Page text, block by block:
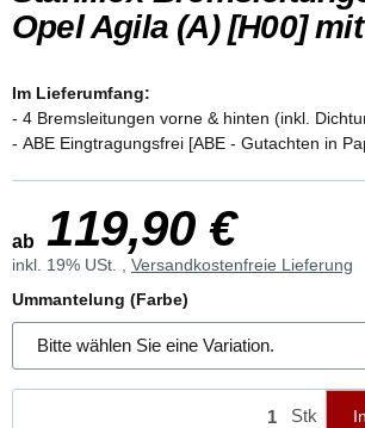
Opel Agila (A) [H00]
Im Lieferumfang:
- 4 Bremsleitungen vorne & hinten (inkl.
- ABE Eingtragungsfrei [ABE - Gutachten in
ab 119,90 €
inkl. 19% USt. , Versandkostenfreie Lieferung
Ummantelung (Farbe)
Bitte wählen Sie eine Variation.
Stk